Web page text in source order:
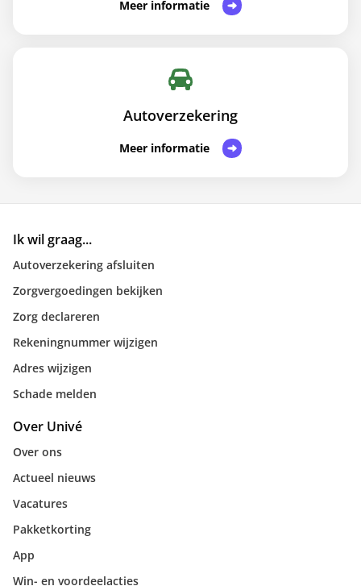
Meer informatie
Autoverzekering
Meer informatie
Ik wil graag...
Autoverzekering afsluiten
Zorgvergoedingen bekijken
Zorg declareren
Rekeningnummer wijzigen
Adres wijzigen
Schade melden
Over Univé
Over ons
Actueel nieuws
Vacatures
Pakketkorting
App
Win- en voordeelacties